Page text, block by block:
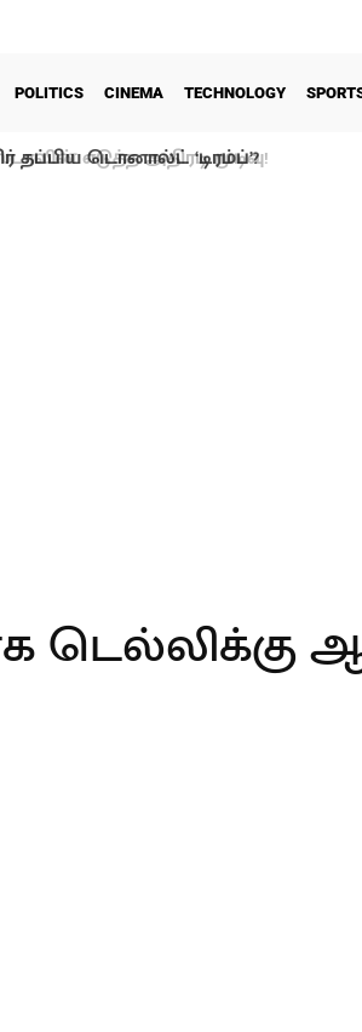
POLITICS CINEMA TECHNOLOGY
டொனால்ட் ‘டிரம்ப்’?
டெல்லிக்கு